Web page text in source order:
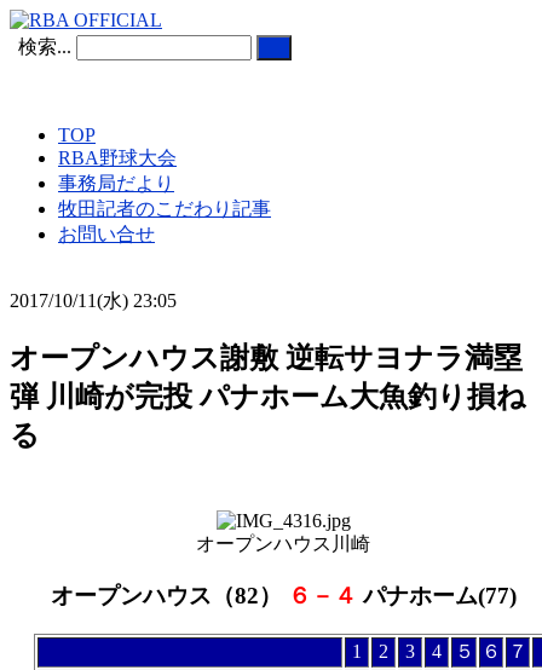
検索...
TOP
RBA野球大会
事務局だより
牧田記者のこだわり記事
お問い合せ
2017/10/11(水) 23:05
オープンハウス謝敷 逆転サヨナラ満塁
弾 川崎が完投 パナホーム大魚釣り損ね
る
オープンハウス川崎
オープンハウス（82） ６－４ パナホーム(77)
1 2 3 4 ５ ６
７